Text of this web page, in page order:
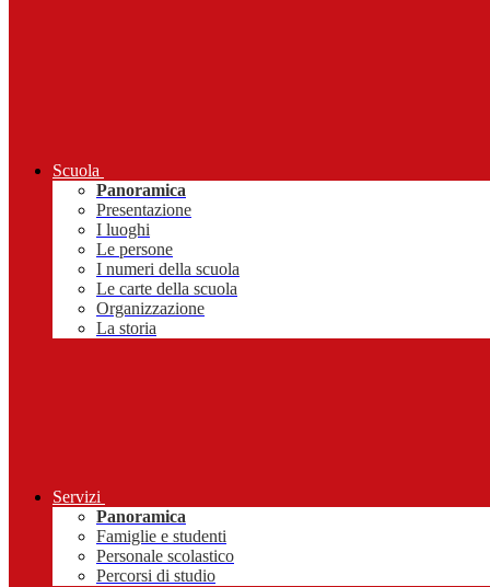
Scuola
Panoramica
Presentazione
I luoghi
Le persone
I numeri della scuola
Le carte della scuola
Organizzazione
La storia
Servizi
Panoramica
Famiglie e studenti
Personale scolastico
Percorsi di studio